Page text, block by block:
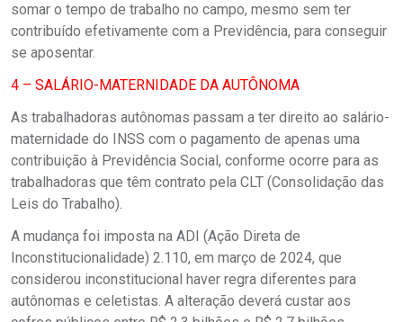
somar o tempo de trabalho no campo, mesmo sem ter
contribuído efetivamente com a Previdência, para conseguir
se aposentar.
4 – SALÁRIO-MATERNIDADE DA AUTÔNOMA
As trabalhadoras autônomas passam a ter direito ao salário-
maternidade do INSS com o pagamento de apenas uma
contribuição à Previdência Social, conforme ocorre para as
trabalhadoras que têm contrato pela CLT (Consolidação das
Leis do Trabalho).
A mudança foi imposta na ADI (Ação Direta de
Inconstitucionalidade) 2.110, em março de 2024, que
considerou inconstitucional haver regra diferentes para
autônomas e celetistas. A alteração deverá custar aos